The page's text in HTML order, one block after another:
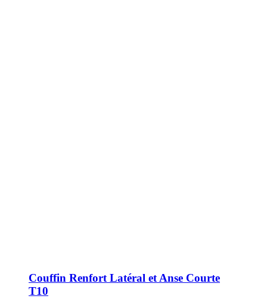
Couffin Renfort Latéral et Anse Courte
T10